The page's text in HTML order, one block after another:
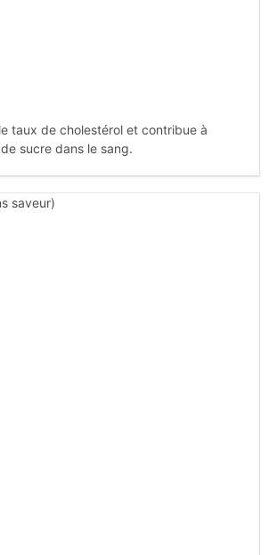
taux de cholestérol et contribue à
sucre dans le sang.